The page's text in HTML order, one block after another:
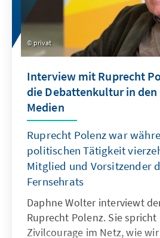
privat
Interview mit Ruprecht
die Debattenkultur in den
Medien
Ruprecht Polenz war
politischen Tätigkeit
Mitglied und Vorsitzender
Fernsehrats
Daphne Wolter interviewt
Ruprecht Polenz. Sie
Zivilcourage im Netz, wie